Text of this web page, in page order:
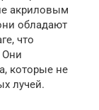
акриловым
обладают
что
Они
которые не
лучей.